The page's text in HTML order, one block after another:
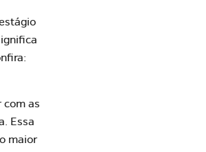
com as
Essa
maior